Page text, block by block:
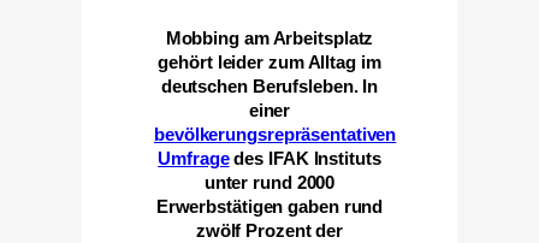
Mobbing am Arbeitsplatz
gehört leider zum Alltag im
deutschen Berufsleben. In
einer
bevölkerungsrepräsentativen
Umfragedes IFAK Instituts
unter rund 2000
Erwerbstätigen gaben rund
zwölf Prozent der